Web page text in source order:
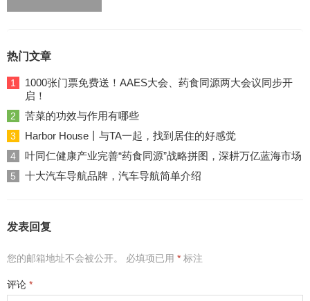
热门文章
1
1000张门票免费送！AAES大会、药食同源两大会议同步开
启！
2 苦菜的功效与作用有哪些
3 Harbor House丨与TA一起，找到居住的好感觉
4 叶同仁健康产业完善“药食同源”战略拼图，深耕万亿蓝海市场
5 十大汽车导航品牌，汽车导航简单介绍
发表回复
您的邮箱地址不会被公开。 必填项已用 * 标注
评论 *